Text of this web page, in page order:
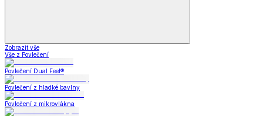
Zobrazit vše
Vše z Povlečení
Povlečení Dual Feel®
Povlečení z hladké bavlny
Povlečení z mikrovlákna